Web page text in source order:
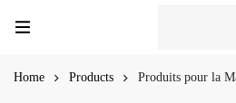
Home Products Produits pour la